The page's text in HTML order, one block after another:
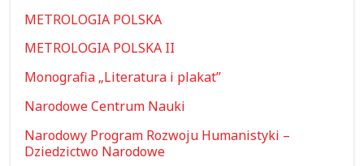
METROLOGIA POLSKA
METROLOGIA POLSKA II
Monografia „Literatura i plakat”
Narodowe Centrum Nauki
Narodowy Program Rozwoju Humanistyki –
Dziedzictwo Narodowe